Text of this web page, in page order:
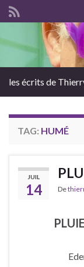
les écrits de
TAG: HUMÉ
JUIL
14 De